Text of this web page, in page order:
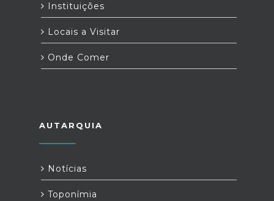
Instituições
Locais a Visitar
Onde Comer
AUTARQUIA
Notícias
Toponímia